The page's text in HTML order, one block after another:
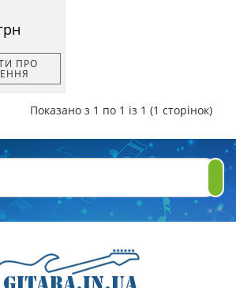
ПРО
Показано з 1 по 1 із 1 (1 сторінок)